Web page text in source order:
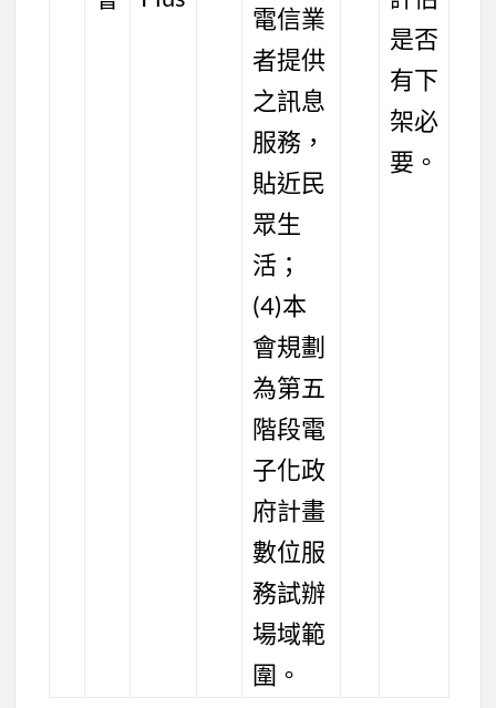
電信業
者提供
之訊息
服務，
貼近民
眾生
活；
(4)本
會規劃
為第五
階段電
子化政
府計畫
數位服
務試辦
場域範
圍。
是否
有下
架必
要。